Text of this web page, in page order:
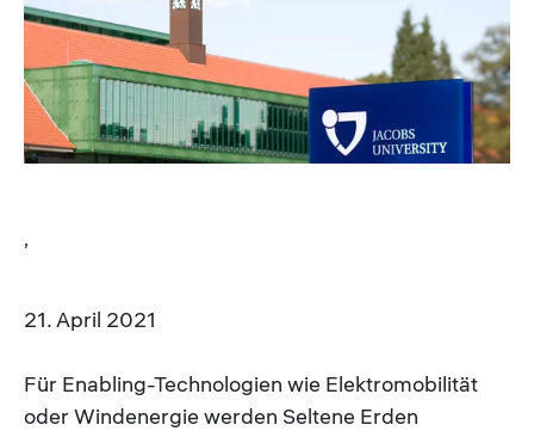
21. April 2021
Für Enabling-Technologien wie Elektromobilität
oder Windenergie werden Seltene Erden